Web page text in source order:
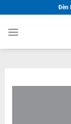
to
content
Đèn